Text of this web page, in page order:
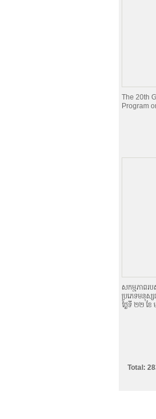
The 20th
Program
សកម្មភាពរ
ប្រភេទមនុស្
ថ្ងៃទី ២២ ខែ
Total: